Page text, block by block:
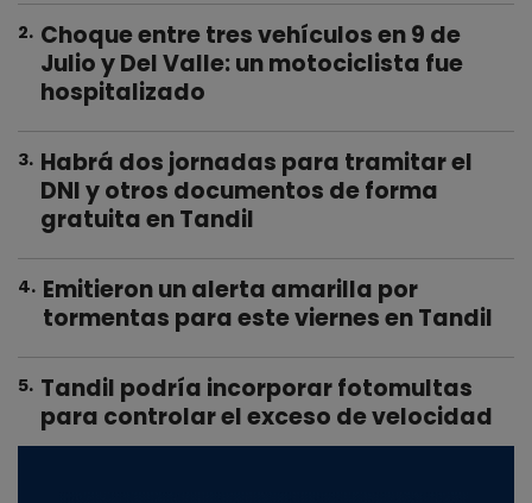
2. Choque entre tres vehículos en 9 de
Julio y Del Valle: un motociclista fue
hospitalizado
3. Habrá dos jornadas para tramitar el
DNI y otros documentos de forma
gratuita en Tandil
4. Emitieron un alerta amarilla por
tormentas para este viernes en Tandil
5. Tandil podría incorporar fotomultas
para controlar el exceso de velocidad